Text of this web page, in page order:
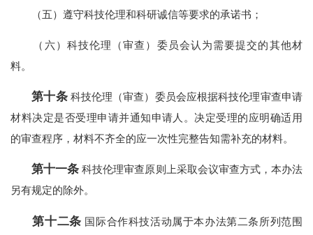
（五）遵守科技伦理和科研诚信等要求的承诺书；
（六）科技伦理（审查）委员会认为需要提交的其他材
料。
第十条科技伦理（审查）委员会应根据科技伦理审查申请
材料决定是否受理申请并通知申请人。决定受理的应明确适用
的审查程序，材料不齐全的应一次性完整告知需补充的材料。
第十一条 科技伦理审查原则上采取会议审查方式，本办法
另有规定的除外。
第十二条 国际合作科技活动属于本办法第二条所列范围